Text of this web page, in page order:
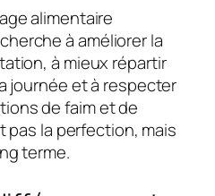
alimentaire
à améliorer la
à mieux répartir
journée et à respecter
de faim et de
pas la perfection, mais
terme.